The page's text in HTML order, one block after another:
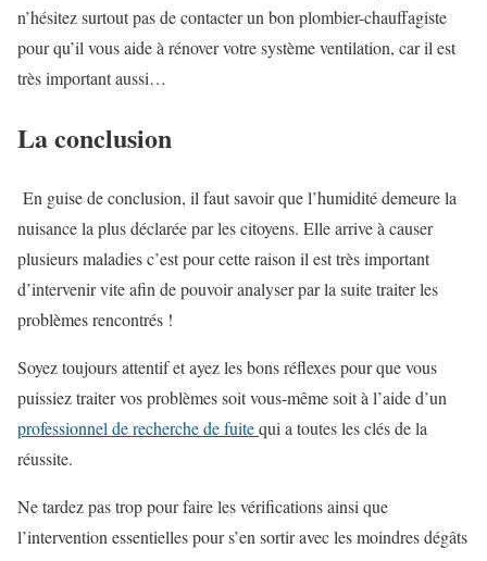
n’hésitez surtout pas de contacter un bon plombier-chauffagiste
pour qu’il vous aide à rénover votre système ventilation, car il est
très important aussi…
La conclusion
En guise de conclusion, il faut savoir que l’humidité demeure la
nuisance la plus déclarée par les citoyens. Elle arrive à causer
plusieurs maladies c’est pour cette raison il est très important
d’intervenir vite afin de pouvoir analyser par la suite traiter les
problèmes rencontrés !
Soyez toujours attentif et ayez les bons réflexes pour que vous
puissiez traiter vos problèmes soit vous-même soit à l’aide d’un
professionnel de recherche de fuitequi a toutes les clés de la
réussite.
Ne tardez pas trop pour faire les vérifications ainsi que
l’intervention essentielles pour s’en sortir avec les moindres dégâts